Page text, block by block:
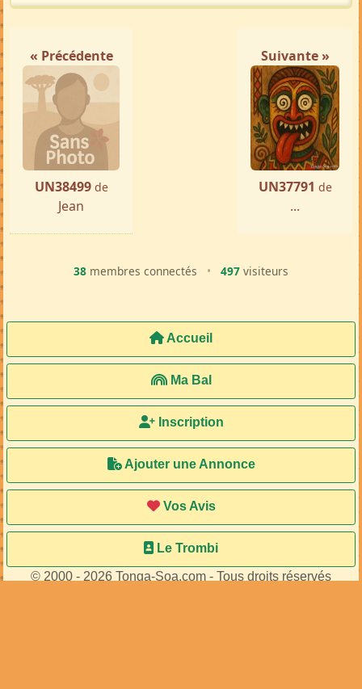
« Précédente
UN38499 de
Jean
Suivante »
UN37791 de
...
38 membres connectés • 497 visiteurs
Accueil
Ma Bal
Inscription
Ajouter une Annonce
Vos Avis
Le Trombi
© 2000 - 2026 Tonga-Soa.com - Tous droits réservés